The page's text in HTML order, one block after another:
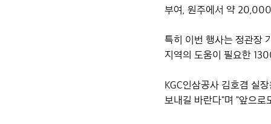
부여, 원주에서 약
특히 이번 행사는 정관장
지역의 도움이 필요한
KGC인삼공사 김호겸 실
보내길 바란다"며 "앞으로